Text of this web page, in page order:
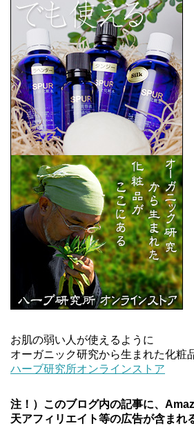
お肌の弱い人が使えるように
オーガニック研究から生まれた化粧
ハーブ研究所オンラインストア
注！）このブログ内の記事に、
天アフィリエイト等の広告が含まれ